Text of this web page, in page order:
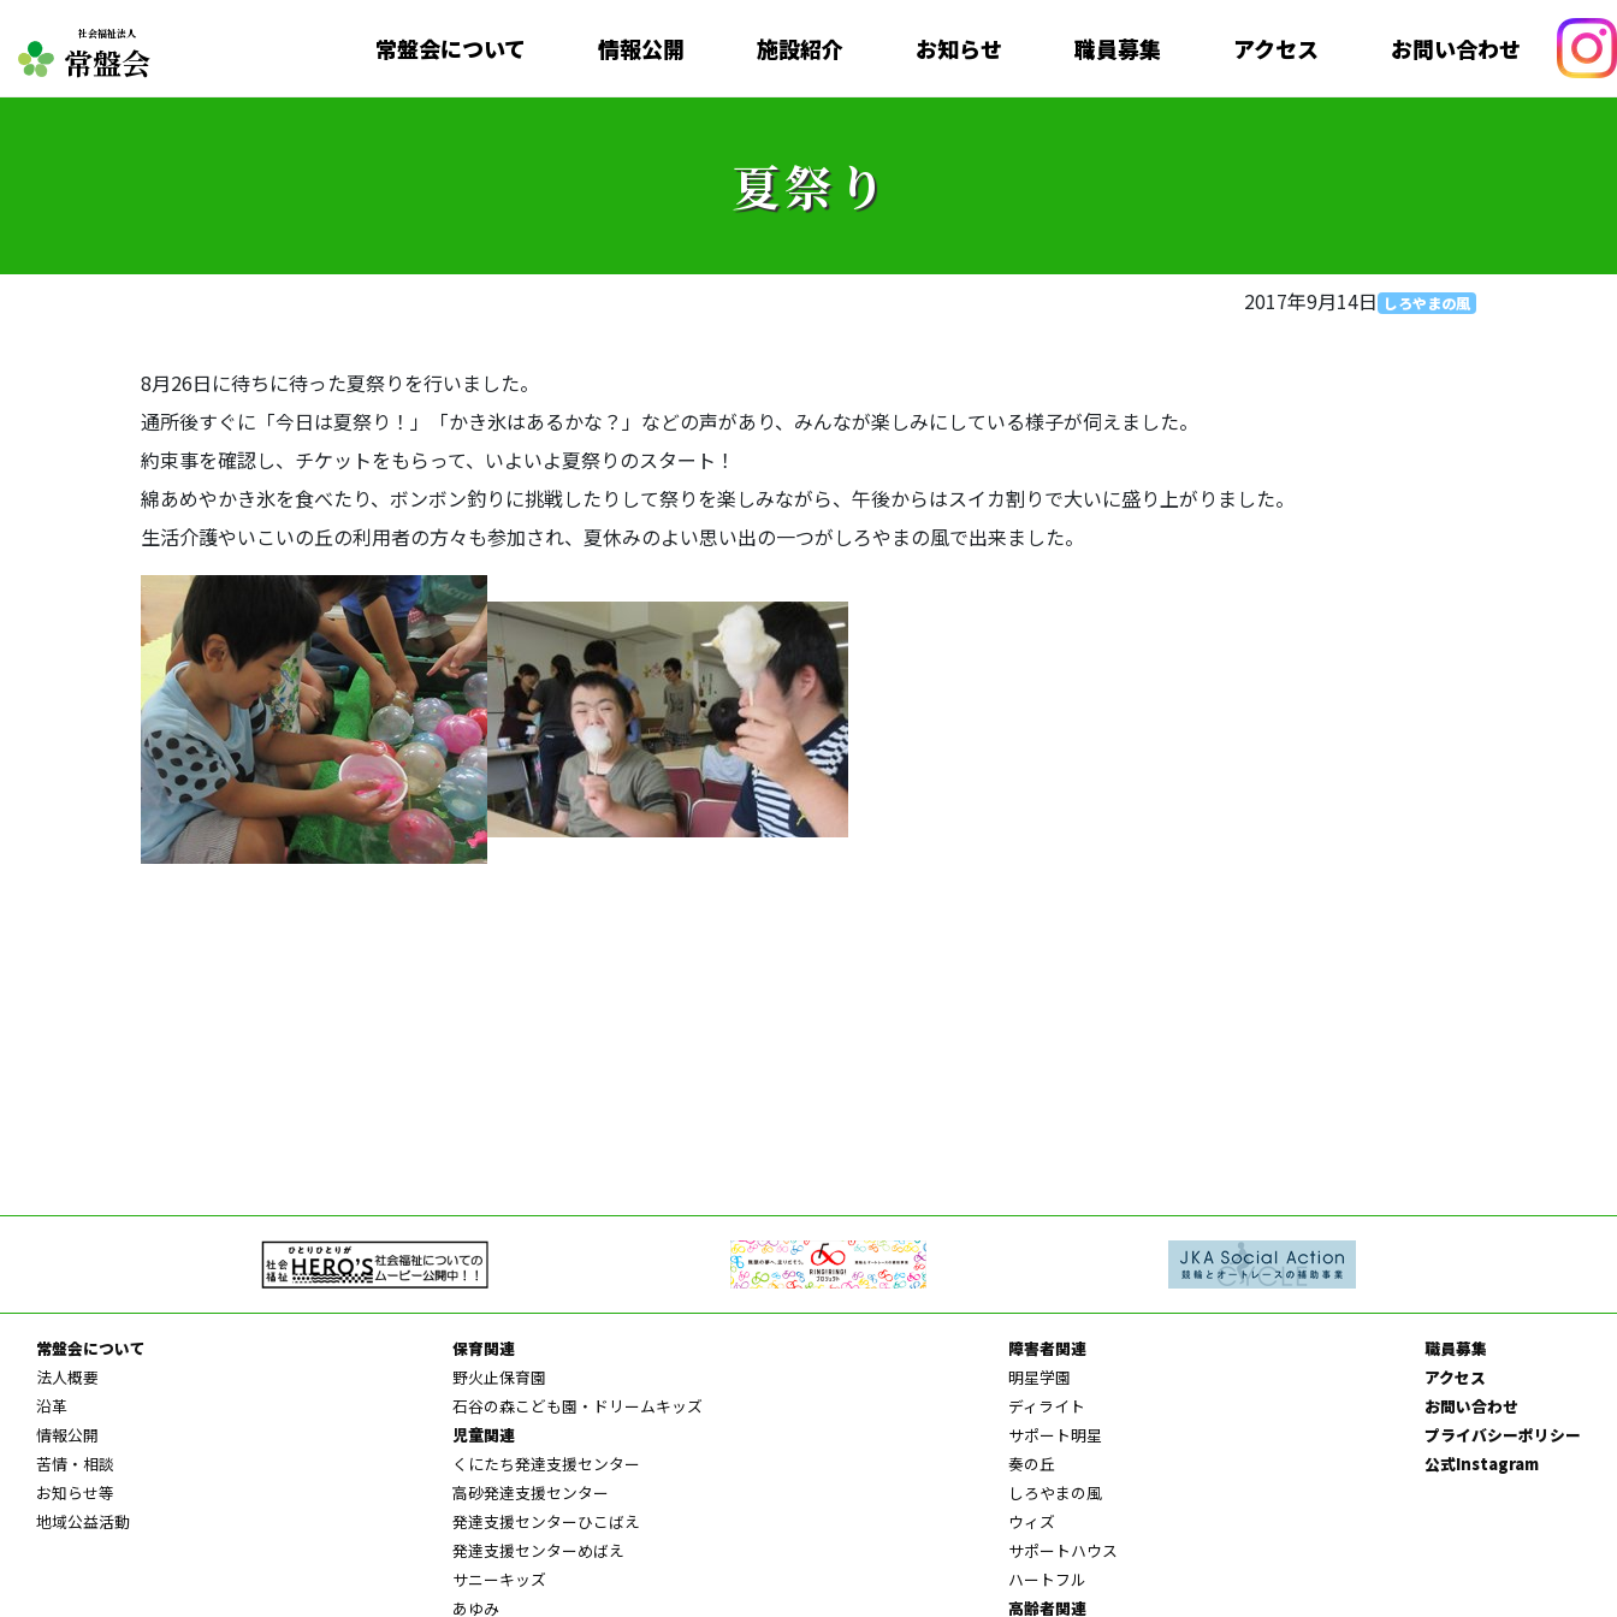
社会福祉法人
常盤会 常盤会について 情報公開 施設紹介 お知らせ 職員募集 アクセス お問い合わせ
夏祭り
2017年9月14日 しろやまの風
8月26日に待ちに待った夏祭りを行いました。
通所後すぐに「今日は夏祭り！」「かき氷はあるかな？」などの声があり、みんなが楽しみにしている様子が伺えました。
約束事を確認し、チケットをもらって、いよいよ夏祭りのスタート！
綿あめやかき氷を食べたり、ボンボン釣りに挑戦したりして祭りを楽しみながら、午後からはスイカ割りで大いに盛り上がりました。
生活介護やいこいの丘の利用者の方々も参加され、夏休みのよい思い出の一つがしろやまの風で出来ました。
常盤会について
法人概要
沿革
情報公開
苦情・相談
お知らせ等
地域公益活動
保育関連
野火止保育園
石谷の森こども園・ドリームキッズ
児童関連
くにたち発達支援センター
高砂発達支援センター
発達支援センターひこばえ
発達支援センターめばえ
サニーキッズ
あゆみ
障害者関連
明星学園
ディライト
サポート明星
奏の丘
しろやまの風
ウィズ
サポートハウス
ハートフル
高齢者関連
職員募集
アクセス
お問い合わせ
プライバシーポリシー
公式Instagram